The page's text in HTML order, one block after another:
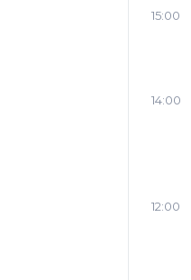
15:00
14:00
12:00